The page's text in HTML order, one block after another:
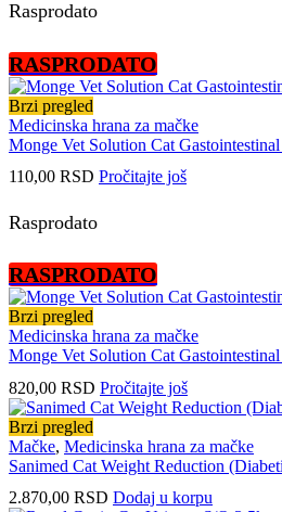
Rasprodato
RASPRODATO
Brzi pregled
Medicinska hrana za mačke
Monge Vet Solution Cat
110,00 RSD Pročitajte još
Rasprodato
RASPRODATO
Brzi pregled
Medicinska hrana za mačke
Monge Vet Solution Cat
820,00 RSD Pročitajte još
Brzi pregled
Mačke, Medicinska hrana za mačke
Sanimed Cat Weight Reduction
2.870,00 RSD Dodaj u korpu